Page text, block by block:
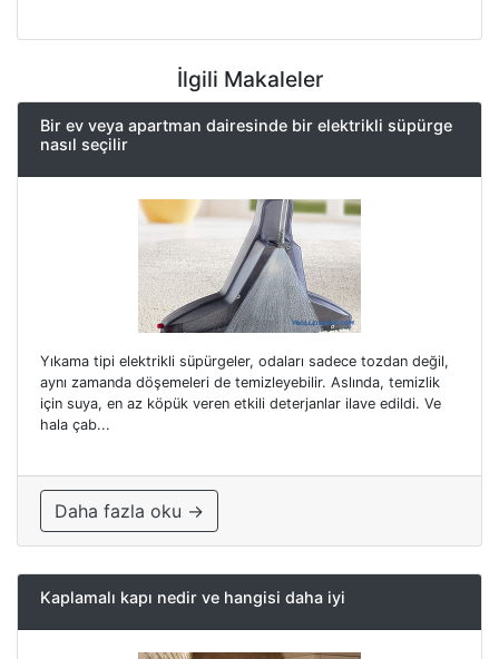
İlgili Makaleler
Bir ev veya apartman dairesinde bir elektrikli süpürge
nasıl seçilir
Yıkama tipi elektrikli süpürgeler, odaları sadece tozdan değil,
aynı zamanda döşemeleri de temizleyebilir. Aslında, temizlik
için suya, en az köpük veren etkili deterjanlar ilave edildi. Ve
hala çab...
Daha fazla oku →
Kaplamalı kapı nedir ve hangisi daha iyi